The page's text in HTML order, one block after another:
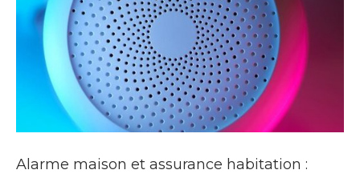
Alarme maison et assurance habitation :